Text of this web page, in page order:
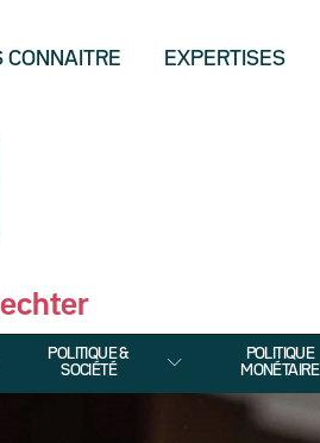
CONNAITRE EXPERTISES
POLITIQUE &
SOCIÉTÉ
POLITIQUE
MONÉTAIRE